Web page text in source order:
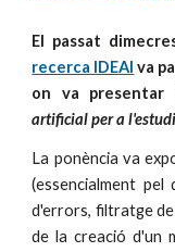
El passat
recerca IDEAI va
on va presentar
artificial per a
La ponència va
(essencialment pel
d'errors, filtratge
de la creació d'un